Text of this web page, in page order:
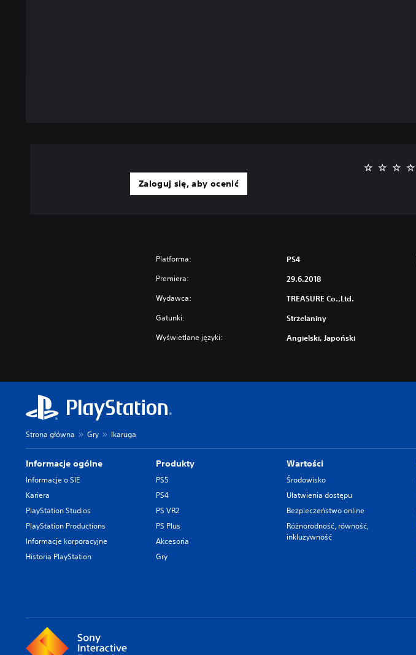
Zaloguj się, aby ocenić
Platforma: PS4
Premiera: 29.6.2018
Wydawca: TREASURE Co.,Ltd.
Gatunki: Strzelaniny
Wyświetlane języki: Angielski, Japoński
Strona główna Gry Ikaruga
Informacje ogólne
Informacje o SIE
Kariera
PlayStation Studios
PlayStation Productions
Informacje korporacyjne
Historia PlayStation
Produkty
PS5
PS4
PS VR2
PS Plus
Akcesoria
Gry
Wartości
Środowisko
Ułatwienia dostępu
Bezpieczeństwo online
Różnorodność, równość,
inkluzywność